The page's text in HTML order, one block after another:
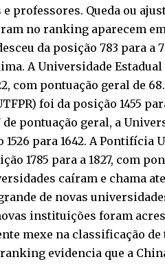
professores. Queda ou
no ranking aparecem
da posição 783 para a
A Universidade
com pontuação geral de
foi da posição 1455
de pontuação geral, a
para 1642. A Pontifícia
1785 para a 1827, com
caíram e chama
de novas
instituições foram
mexe na classificação
evidencia que a